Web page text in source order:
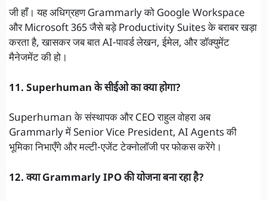
जी हाँ। यह अधिग्रहण Grammarly को Google Workspace
और Microsoft 365 जैसे बड़े Productivity Suites के बराबर खड़ा
करता है, खासकर जब बात AI-पावर्ड लेखन, ईमेल, और डॉक्युमेंट
मैनेजमेंट की हो।
11. Superhuman के सीईओ का क्या होगा?
Superhuman के संस्थापक और CEO राहुल वोहरा अब
Grammarly में Senior Vice President, AI Agents की
भूमिका निभाएँगे और मल्टी-एजेंट टेक्नोलॉजी पर फोकस करेंगे।
12. क्या Grammarly IPO की योजना बना रहा है?